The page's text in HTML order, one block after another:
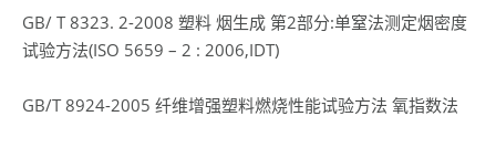
GB/ T 8323. 2-2008 塑料 烟生成 第2部分:单窒法测定烟密度
试验方法(ISO 5659 – 2 : 2006,IDT)
GB/T 8924-2005 纤维增强塑料燃烧性能试验方法 氧指数法